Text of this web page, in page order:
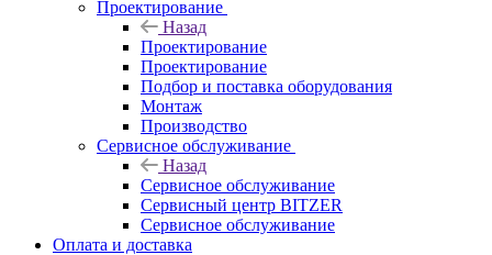
Проектирование
Назад
Проектирование
Проектирование
Подбор и поставка оборудования
Монтаж
Производство
Сервисное обслуживание
Назад
Сервисное обслуживание
Сервисный центр BITZER
Сервисное обслуживание
Оплата и доставка